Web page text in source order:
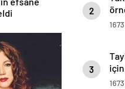
2
3
için